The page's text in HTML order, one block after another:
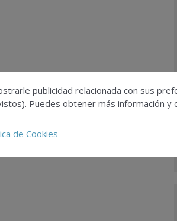
publicidad relacionada con sus
Puedes obtener más información y
de Cookies